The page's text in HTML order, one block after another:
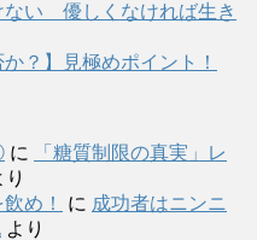
ない 優しくなければ生き
？】見極めポイント！
に
「糖質制限の真実」レ
り
め！
に 成功者はニンニ
より